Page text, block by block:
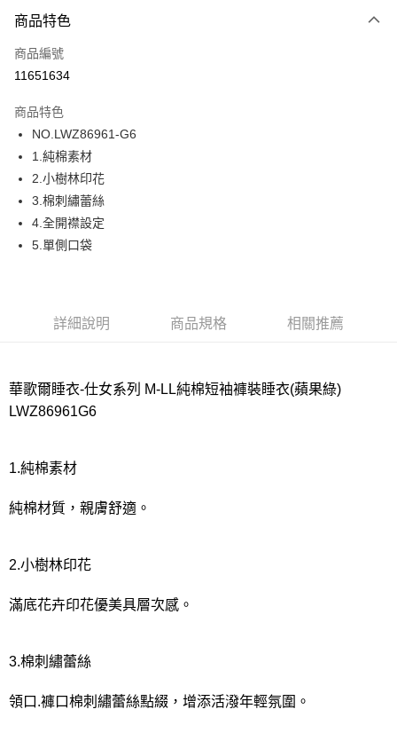
LINE Pay
街口支付
運送方式
全家取貨付款
每筆NT$80，滿NT$1,000(含以上)免運費
付款後全家取貨
每筆NT$80，滿NT$1,000(含以上)免運費
付款後7-11取貨
宅配
每筆NT$80，滿NT$1,000(含以上)免運費
每筆NT$220
付款後門市自取
商品特色
商品編號
11651634
商品特色
NO.LWZ86961-G6
1.純棉素材
2.小樹林印花
3.棉刺繡蕾絲
4.全開襟設定
5.單側口袋
詳細說明 商品規格 相關推薦
華歌爾睡衣-仕女系列 M-LL純棉短袖褲裝睡衣(蘋果綠)
LWZ86961G6
1.純棉素材
純棉材質，親膚舒適。
2.小樹林印花
滿底花卉印花優美具層次感。
3.棉刺繡蕾絲
領口.褲口棉刺繡蕾絲點綴，增添活潑年輕氛圍。